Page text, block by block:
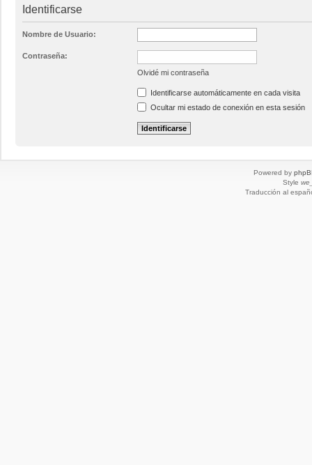
Identificarse
Nombre de Usuario:
Contraseña:
Olvidé mi contraseña
Identificarse automáticamente en cada visita
Ocultar mi estado de conexión en esta sesión
Powered by
Style
Traducción al